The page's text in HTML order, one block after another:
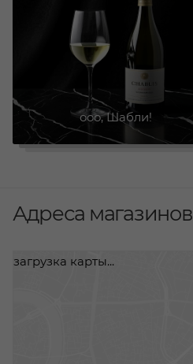
ооо, Шабли!
Адреса магазинов
загрузка карты...